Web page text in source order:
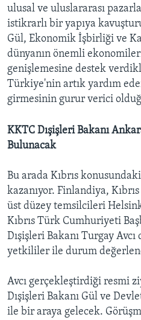
ulusal ve uluslararası
istikrarlı bir yapıya
Gül, Ekonomik İşbirliği ve
dünyanın önemli
genişlemesine destek
Türkiye'nin artık yardım
girmesinin gurur verici
KKTC Dışişleri Bakanı
Bulunacak
Bu arada Kıbrıs
kazanıyor. Finlandiya,
üst düzey temsilcileri
Kıbrıs Türk Cumhuriyeti
Dışişleri Bakanı Turgay
yetkililer ile durum
Avcı gerçekleştirdiği resmi
Dışişleri Bakanı Gül ve
ile bir araya gelecek.